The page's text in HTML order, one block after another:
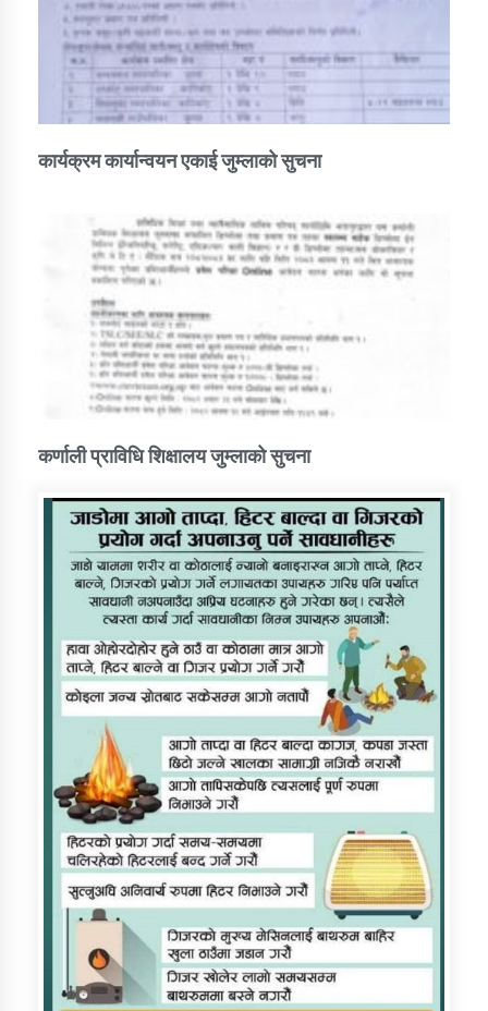
कार्यक्रम कार्यान्वयन एकाई जुम्लाको सुचना
कर्णाली प्राविधि शिक्षालय जुम्लाको सुचना